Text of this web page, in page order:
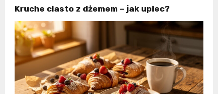
Kruche ciasto z dżemem – jak upiec?